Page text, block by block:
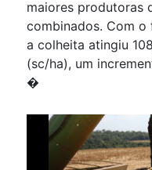
maiores produtoras
combinados. Com o
a colheita atingiu
(sc/ha), um
�